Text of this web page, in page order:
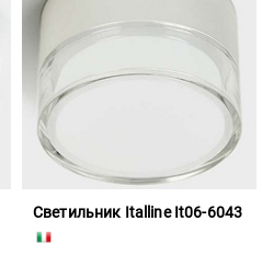
Светильник Italline It06-6043